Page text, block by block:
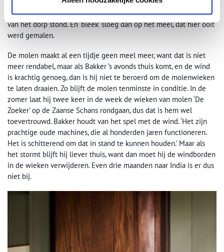
duidelijk, maar vermoedelijk was het een tegenhanger van
voormalige watermolen ‘Het Leven’, die ooit aan de andere kant
van het dorp stond. En ‘bleek’ sloeg dan op het meel, dat hier ooit
werd gemalen.
De molen maakt al een tijdje geen meel meer, want dat is niet
meer rendabel, maar als Bakker ’s avonds thuis komt, en de wind
is krachtig genoeg, dan is hij niet te beroerd om de molenwieken
te laten draaien. Zo blijft de molen tenminste in conditie. In de
zomer laat hij twee keer in de week de wieken van molen ‘De
Zoeker’ op de Zaanse Schans rondgaan, dus dat is hem wel
toevertrouwd. Bakker houdt van het spel met de wind. ‘Het zijn
prachtige oude machines, die al honderden jaren functioneren.
Het is schitterend om dat in stand te kunnen houden.’ Maar als
het stormt blijft hij liever thuis, want dan moet hij de windborden
in de wieken verwijderen. Even drie maanden naar India is er dus
niet bij.